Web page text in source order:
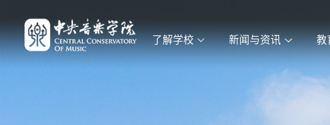
了解学校 新闻与资讯 教